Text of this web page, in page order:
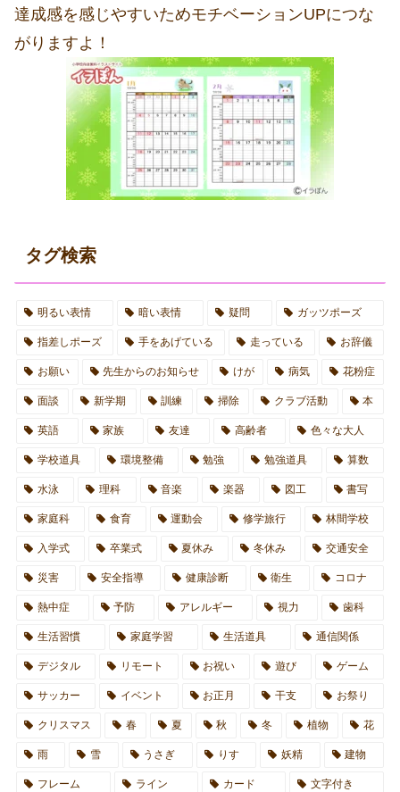
達成感を感じやすいためモチベーションUPにつな
がりますよ！
タグ検索
明るい表情 暗い表情 疑問 ガッツポーズ
指差しポーズ 手をあげている 走っている お辞儀
お願い 先生からのお知らせ けが 病気 花粉症
面談 新学期 訓練 掃除 クラブ活動 本
英語 家族 友達 高齢者 色々な大人
学校道具 環境整備 勉強 勉強道具 算数
水泳 理科 音楽 楽器 図工 書写
家庭科 食育 運動会 修学旅行 林間学校
入学式 卒業式 夏休み 冬休み 交通安全
災害 安全指導 健康診断 衛生 コロナ
熱中症 予防 アレルギー 視力 歯科
生活習慣 家庭学習 生活道具 通信関係
デジタル リモート お祝い 遊び ゲーム
サッカー イベント お正月 干支 お祭り
クリスマス 春 夏 秋 冬 植物 花
雨 雪 うさぎ りす 妖精 建物
フレーム ライン カード 文字付き